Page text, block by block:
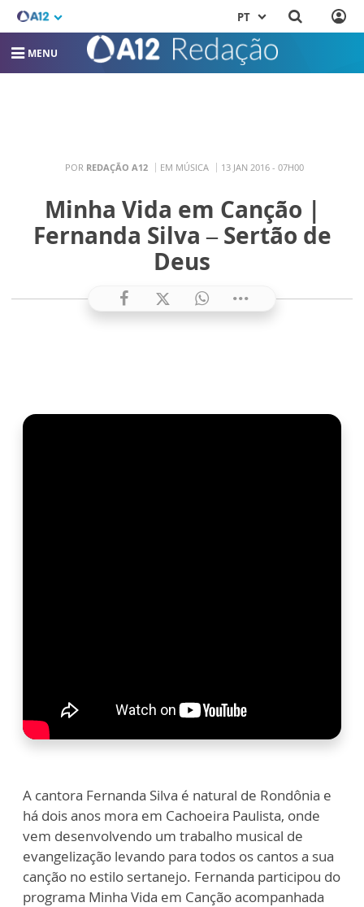
PT
MENU
POR REDAÇÃO A12 EM MÚSICA 13 JAN 2016 - 07H00
Minha Vida em Canção |
Fernanda Silva – Sertão de
Deus
A cantora Fernanda Silva é natural de Rondônia e
há dois anos mora em Cachoeira Paulista, onde
vem desenvolvendo um trabalho musical de
evangelização levando para todos os cantos a sua
canção no estilo sertanejo. Fernanda participou do
programa Minha Vida em Canção acompanhada